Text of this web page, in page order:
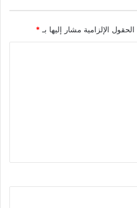
الحقول الإلزامية مشار إليها بـ *